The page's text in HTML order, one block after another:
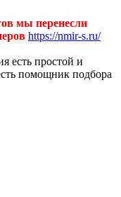
мы перенесли
https://nmir-s.ru/
есть простой и
помощник подбора